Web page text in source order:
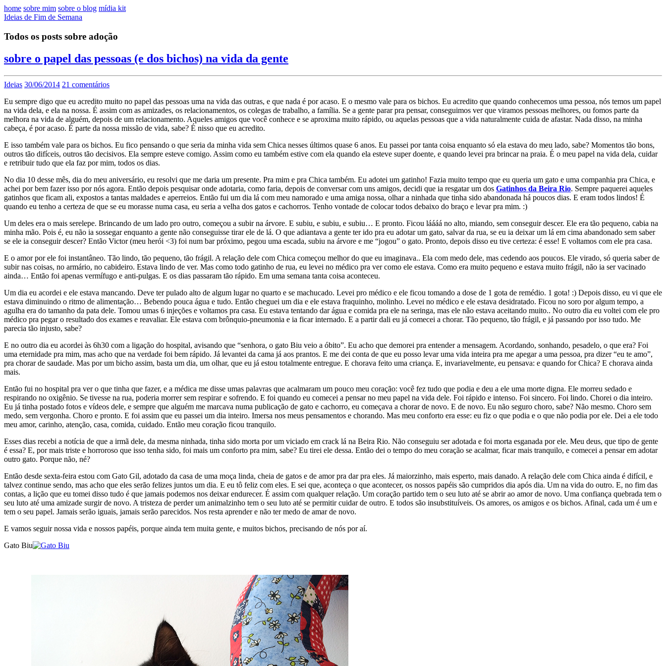
home sobre mim sobre o blog mídia kit
Ideias de Fim de Semana
Todos os posts sobre adoção
sobre o papel das pessoas (e dos bichos) na vida da gente
Ideias 30/06/2014 21 comentários
Eu sempre digo que eu acredito muito no papel das pessoas uma na vida das outras, e que nada é por acaso. E o mesmo vale para os bichos. Eu acredito que quando conhecemos uma pessoa, nós temos um papel
na vida dela, e ela na nossa. É assim com as amizades, os relacionamentos, os colegas de trabalho, a família. Se a gente parar pra pensar, conseguimos ver que viramos pessoas melhores, ou fomos parte da
melhora na vida de alguém, depois de um relacionamento. Aqueles amigos que você conhece e se aproxima muito rápido, ou aquelas pessoas que a vida naturalmente cuida de afastar. Nada disso, na minha
cabeça, é por acaso. É parte da nossa missão de vida, sabe? É nisso que eu acredito.
E isso também vale para os bichos. Eu fico pensando o que seria da minha vida sem Chica nesses últimos quase 6 anos. Eu passei por tanta coisa enquanto só ela estava do meu lado, sabe? Momentos tão bons,
outros tão difíceis, outros tão decisivos. Ela sempre esteve comigo. Assim como eu também estive com ela quando ela esteve super doente, e quando levei pra brincar na praia. É o meu papel na vida dela, cuidar
e retribuir tudo que ela faz por mim, todos os dias.
No dia 10 desse mês, dia do meu aniversário, eu resolvi que me daria um presente. Pra mim e pra Chica também. Eu adotei um gatinho! Fazia muito tempo que eu queria um gato e uma companhia pra Chica, e
achei por bem fazer isso por nós agora. Então depois pesquisar onde adotaria, como faria, depois de conversar com uns amigos, decidi que ia resgatar um dos Gatinhos da Beira Rio. Sempre paquerei aqueles
gatinhos que ficam ali, expostos a tantas maldades e aperreios. Então fui um dia lá com meu namorado e uma amiga nossa, olhar a ninhada que tinha sido abandonada há poucos dias. E eram todos lindos! É
quando eu tenho a certeza de que se eu morasse numa casa, eu seria a velha dos gatos e cachorros. Tenho vontade de colocar todos debaixo do braço e levar pra mim. :)
Um deles era o mais serelepe. Brincando de um lado pro outro, começou a subir na árvore. E subiu, e subiu, e subiu… E pronto. Ficou láááá no alto, miando, sem conseguir descer. Ele era tão pequeno, cabia na
minha mão. Pois é, eu não ia sossegar enquanto a gente não conseguisse tirar ele de lá. O que adiantava a gente ter ido pra eu adotar um gato, salvar da rua, se eu ia deixar um lá em cima abandonado sem saber
se ele ia conseguir descer? Então Victor (meu herói <3) foi num bar próximo, pegou uma escada, subiu na árvore e me “jogou” o gato. Pronto, depois disso eu tive certeza: é esse! E voltamos com ele pra casa.
E o amor por ele foi instantâneo. Tão lindo, tão pequeno, tão frágil. A relação dele com Chica começou melhor do que eu imaginava.. Ela com medo dele, mas cedendo aos poucos. Ele virado, só queria saber de
subir nas coisas, no armário, no cabideiro. Estava lindo de ver. Mas como todo gatinho de rua, eu levei no médico pra ver como ele estava. Como era muito pequeno e estava muito frágil, não ia ser vacinado
ainda… Então foi apenas vermífugo e anti-pulgas. E os dias passaram tão rápido. Em uma semana tanta coisa aconteceu.
Um dia eu acordei e ele estava mancando. Deve ter pulado alto de algum lugar no quarto e se machucado. Levei pro médico e ele ficou tomando a dose de 1 gota de remédio. 1 gota! :) Depois disso, eu vi que ele
estava diminuindo o ritmo de alimentação… Bebendo pouca água e tudo. Então cheguei um dia e ele estava fraquinho, molinho. Levei no médico e ele estava desidratado. Ficou no soro por algum tempo, a
agulha era do tamanho da pata dele. Tomou umas 6 injeções e voltamos pra casa. Eu estava tentando dar água e comida pra ele na seringa, mas ele não estava aceitando muito.. No outro dia eu voltei com ele pro
médico pra pegar o resultado dos exames e reavaliar. Ele estava com brônquio-pneumonia e ia ficar internado. E a partir dali eu já comecei a chorar. Tão pequeno, tão frágil, e já passando por isso tudo. Me
parecia tão injusto, sabe?
E no outro dia eu acordei às 6h30 com a ligação do hospital, avisando que “senhora, o gato Biu veio a óbito”. Eu acho que demorei pra entender a mensagem. Acordando, sonhando, pesadelo, o que era? Foi
uma eternidade pra mim, mas acho que na verdade foi bem rápido. Já levantei da cama já aos prantos. E me dei conta de que eu posso levar uma vida inteira pra me apegar a uma pessoa, pra dizer “eu te amo”,
pra chorar de saudade. Mas por um bicho assim, basta um dia, um olhar, que eu já estou totalmente entregue. E chorava feito uma criança. E, invariavelmente, eu pensava: e quando for Chica? E chorava ainda
mais.
Então fui no hospital pra ver o que tinha que fazer, e a médica me disse umas palavras que acalmaram um pouco meu coração: você fez tudo que podia e deu a ele uma morte digna. Ele morreu sedado e
respirando no oxigênio. Se tivesse na rua, poderia morrer sem respirar e sofrendo. E foi quando eu comecei a pensar no meu papel na vida dele. Foi rápido e intenso. Foi sincero. Foi lindo. Chorei o dia inteiro.
Eu já tinha postado fotos e vídeos dele, e sempre que alguém me marcava numa publicação de gato e cachorro, eu começava a chorar de novo. E de novo. Eu não seguro choro, sabe? Não mesmo. Choro sem
medo, sem vergonha. Choro e pronto. E foi assim que eu passei um dia inteiro. Imersa nos meus pensamentos e chorando. Mas meu conforto era esse: eu fiz o que podia e o que não podia por ele. Dei a ele todo
meu amor, carinho, atenção, casa, comida, cuidado. Então meu coração ficou tranquilo.
Esses dias recebi a notícia de que a irmã dele, da mesma ninhada, tinha sido morta por um viciado em crack lá na Beira Rio. Não conseguiu ser adotada e foi morta esganada por ele. Meu deus, que tipo de gente
é essa? E, por mais triste e horroroso que isso tenha sido, foi mais um conforto pra mim, sabe? Eu tirei ele dessa. Então dei o tempo do meu coração se acalmar, ficar mais tranquilo, e comecei a pensar em adotar
outro gato. Porque não, né?
Então desde sexta-feira estou com Gato Gil, adotado da casa de uma moça linda, cheia de gatos e de amor pra dar pra eles. Já maiorzinho, mais esperto, mais danado. A relação dele com Chica ainda é difícil, e
talvez continue sendo, mas acho que eles serão felizes juntos um dia. E eu tô feliz com eles. E sei que, aconteça o que acontecer, os nossos papéis são cumpridos dia após dia. Um na vida do outro. E, no fim das
contas, a lição que eu tomei disso tudo é que jamais podemos nos deixar endurecer. É assim com qualquer relação. Um coração partido tem o seu luto até se abrir ao amor de novo. Uma confiança quebrada tem o
seu luto até uma amizade surgir de novo. A tristeza de perder um animalzinho tem o seu luto até se permitir cuidar de outro. E todos são insubstituíveis. Os amores, os amigos e os bichos. Afinal, cada um é um e
tem o seu papel. Jamais serão iguais, jamais serão parecidos. Nos resta aprender e não ter medo de amar de novo.
E vamos seguir nossa vida e nossos papéis, porque ainda tem muita gente, e muitos bichos, precisando de nós por aí.
Gato Biu